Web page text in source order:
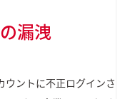
漏洩
ウントに不正ログインさ